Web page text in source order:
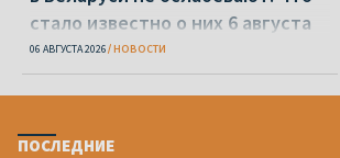
стало известно о них 6 августа
06 АВГУСТА 2026 НОВОСТИ
ПОСЛЕДНИЕ